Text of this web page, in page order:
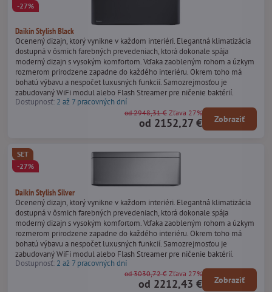
Daikin Stylish Black
-27%
Ocenený dizajn, ktorý vynikne v každom interiéri. Elegantná klimatizácia
dostupná v ôsmich farebných prevedeniach, ktorá dokonale spája
moderný dizajn s vysokým komfortom. Vďaka zaobleným rohom a úzkym
rozmerom prirodzene zapadne do každého interiéru. Okrem toho má
bohatú výbavu a nespočet luxusných funkcií. Samozrejmosťou je
zabudovaný WiFi modul alebo Flash Streamer pre ničenie baktérií.
Dostupnosť: 2 až 7 pracovných dní
od 2152,27 €
od 2948,31 € Zľava 27%
Zobraziť
Daikin Stylish Silver
SET
-27%
Ocenený dizajn, ktorý vynikne v každom interiéri. Elegantná klimatizácia
dostupná v ôsmich farebných prevedeniach, ktorá dokonale spája
moderný dizajn s vysokým komfortom. Vďaka zaobleným rohom a úzkym
rozmerom prirodzene zapadne do každého interiéru. Okrem toho má
bohatú výbavu a nespočet luxusných funkcií. Samozrejmosťou je
zabudovaný WiFi modul alebo Flash Streamer pre ničenie baktérií.
Dostupnosť: 2 až 7 pracovných dní
od 2212,43 €
od 3030,72 € Zľava 27%
Zobraziť